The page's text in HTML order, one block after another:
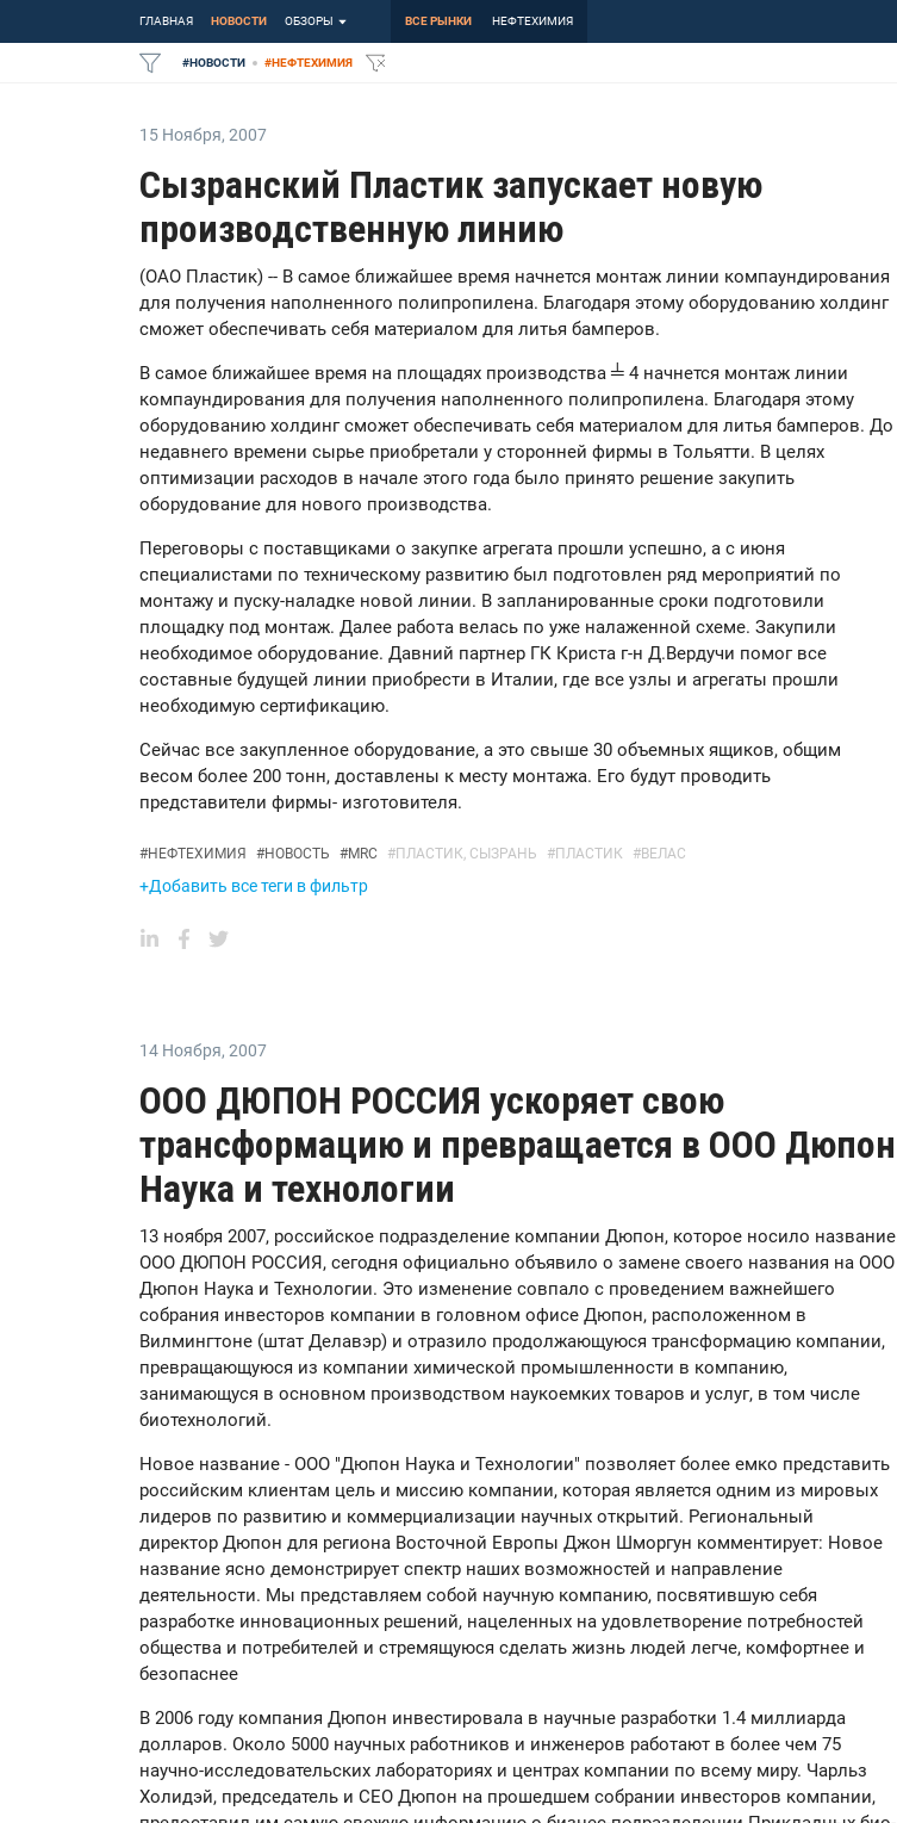
ГЛАВНАЯ НОВОСТИ ОБЗОРЫ ВСЕ РЫНКИ НЕФТЕХИМИЯ
#НОВОСТИ #НЕФТЕХИМИЯ
15 Ноября, 2007
Сызранский Пластик запускает новую
производственную линию
(ОАО Пластик) -- В самое ближайшее время начнется монтаж линии компаундирования
для получения наполненного полипропилена. Благодаря этому оборудованию холдинг
сможет обеспечивать себя материалом для литья бамперов.
В самое ближайшее время на площадях производства ╧ 4 начнется монтаж линии
компаундирования для получения наполненного полипропилена. Благодаря этому
оборудованию холдинг сможет обеспечивать себя материалом для литья бамперов. До
недавнего времени сырье приобретали у сторонней фирмы в Тольятти. В целях
оптимизации расходов в начале этого года было принято решение закупить
оборудование для нового производства.
Переговоры с поставщиками о закупке агрегата прошли успешно, а с июня
специалистами по техническому развитию был подготовлен ряд мероприятий по
монтажу и пуску-наладке новой линии. В запланированные сроки подготовили
площадку под монтаж. Далее работа велась по уже налаженной схеме. Закупили
необходимое оборудование. Давний партнер ГК Криста г-н Д.Вердучи помог все
составные будущей линии приобрести в Италии, где все узлы и агрегаты прошли
необходимую сертификацию.
Сейчас все закупленное оборудование, а это свыше 30 объемных ящиков, общим
весом более 200 тонн, доставлены к месту монтажа. Его будут проводить
представители фирмы- изготовителя.
#НЕФТЕХИМИЯ #НОВОСТЬ #MRC #ПЛАСТИК, СЫЗРАНЬ #ПЛАСТИК #ВЕЛАС
+Добавить все теги в фильтр
14 Ноября, 2007
ООО ДЮПОН РОССИЯ ускоряет свою
трансформацию и превращается в ООО Дюпон
Наука и технологии
13 ноября 2007, российское подразделение компании Дюпон, которое носило название
ООО ДЮПОН РОССИЯ, сегодня официально объявило о замене своего названия на ООО
Дюпон Наука и Технологии. Это изменение совпало с проведением важнейшего
собрания инвесторов компании в головном офисе Дюпон, расположенном в
Вилмингтоне (штат Делавэр) и отразило продолжающуюся трансформацию компании,
превращающуюся из компании химической промышленности в компанию,
занимающуся в основном производством наукоемких товаров и услуг, в том числе
биотехнологий.
Новое название - ООО "Дюпон Наука и Технологии" позволяет более емко представить
российским клиентам цель и миссию компании, которая является одним из мировых
лидеров по развитию и коммерциализации научных открытий. Региональный
директор Дюпон для региона Восточной Европы Джон Шморгун комментирует: Новое
название ясно демонстрирует спектр наших возможностей и направление
деятельности. Мы представляем собой научную компанию, посвятившую себя
разработке инновационных решений, нацеленных на удовлетворение потребностей
общества и потребителей и стремящуюся сделать жизнь людей легче, комфортнее и
безопаснее
В 2006 году компания Дюпон инвестировала в научные разработки 1.4 миллиарда
долларов. Около 5000 научных работников и инженеров работают в более чем 75
научно-исследовательских лабораториях и центрах компании по всему миру. Чарльз
Холидэй, председатель и СЕО Дюпон на прошедшем собрании инвесторов компании,